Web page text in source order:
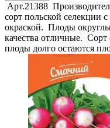
Арт.21388
сорт польской селекции
окраской. Плоды
качества отличные.
плоды долго остаются